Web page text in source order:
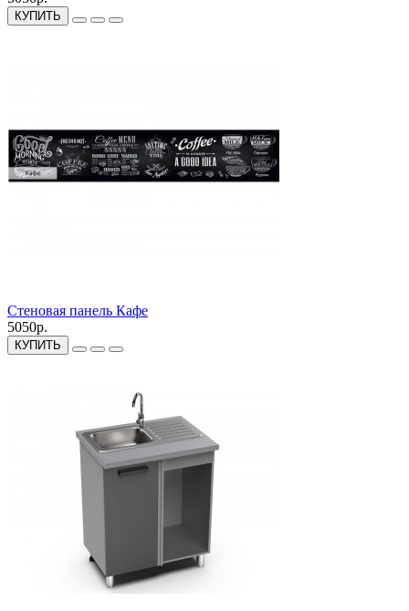
КУПИТЬ
Стеновая панель Кафе
5050р.
КУПИТЬ